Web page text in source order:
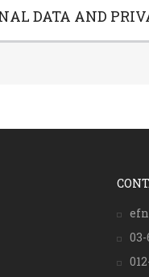
DATA AND
03-